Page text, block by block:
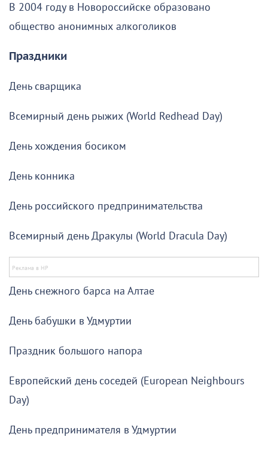
В 2004 году в Новороссийске образовано
общество анонимных алкоголиков
Праздники
День сварщика
Всемирный день рыжих (World Redhead Day)
День хождения босиком
День конника
День российского предпринимательства
Всемирный день Дракулы (World Dracula Day)
День снежного барса на Алтае
День бабушки в Удмуртии
Праздник большого напора
Европейский день соседей (European Neighbours
Day)
День предпринимателя в Удмуртии